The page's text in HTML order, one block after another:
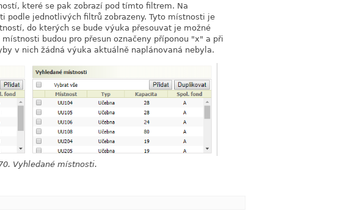
které se pak zobrazí pod tímto filtrem. Na
podle jednotlivých filtrů zobrazeny. Tyto místnosti je
do kterých se bude výuka přesouvat je možné
budou pro přesun označeny příponou "x" a při
v nich žádná výuka aktuálně naplánovaná nebyla.
Vyhledané místnosti.